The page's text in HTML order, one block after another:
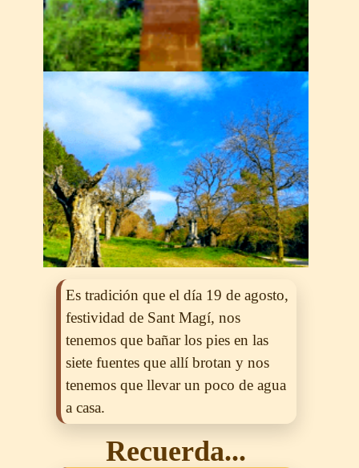
Es tradición que el día 19 de agosto,
festividad de Sant Magí, nos
tenemos que bañar los pies en las
siete fuentes que allí brotan y nos
tenemos que llevar un poco de agua
a casa.
Recuerda...